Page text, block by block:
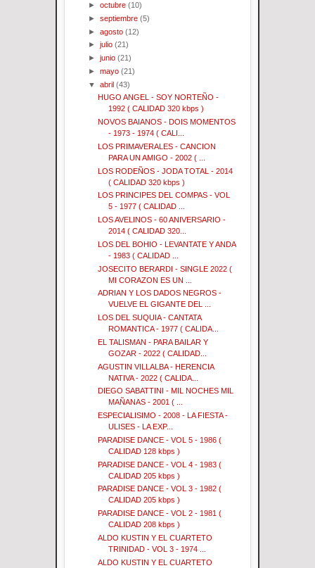
►octubre (10)
►septiembre (5)
►agosto (12)
►julio (21)
►junio (21)
►mayo (21)
▼abril (43)
HUGO ANGEL - SOY NORTEÑO -
1992 ( CALIDAD 320 kbps )
NOVOS BAIANOS - DOIS MOMENTOS
- 1973 - 1974 ( CALI...
LOS PRIMAVERALES - CANCION
PARA UN AMIGO - 2002 ( ...
LOS RODEÑOS - JODA TOTAL - 2014
( CALIDAD 320 kbps )
LOS PRINCIPES DEL COMPAS - VOL
5 - 1977 ( CALIDAD ...
LOS AVELINOS - 60 ANIVERSARIO -
2014 ( CALIDAD 320...
LOS DEL BOHIO - LEVANTATE Y ANDA
- 1983 ( CALIDAD ...
JOSECITO BERARDI - SINGLE 2022 (
MI CORAZON ES UN ...
ADRIAN Y LOS DADOS NEGROS -
VUELVE EL GIGANTE DEL ...
LOS DEL SUQUIA - CANTATA
ROMANTICA - 1977 ( CALIDA...
EL TALISMAN - PARA BAILAR Y
GOZAR - 2022 ( CALIDAD...
AGUSTIN VILLALBA - HERENCIA
NATIVA - 2022 ( CALIDA...
DIEGO SABATTINI - MIL NOCHES MIL
MAÑANAS - 2001 ( ...
ESPECIALISIMO - 2008 - LA FIESTA -
ULISES - LA EXP...
PARADISE DANCE - VOL 5 - 1986 (
CALIDAD 128 kbps )
PARADISE DANCE - VOL 4 - 1983 (
CALIDAD 205 kbps )
PARADISE DANCE - VOL 3 - 1982 (
CALIDAD 205 kbps )
PARADISE DANCE - VOL 2 - 1981 (
CALIDAD 208 kbps )
ALDO KUSTIN Y EL CUARTETO
TRINIDAD - VOL 3 - 1974 ...
ALDO KUSTIN Y EL CUARTETO